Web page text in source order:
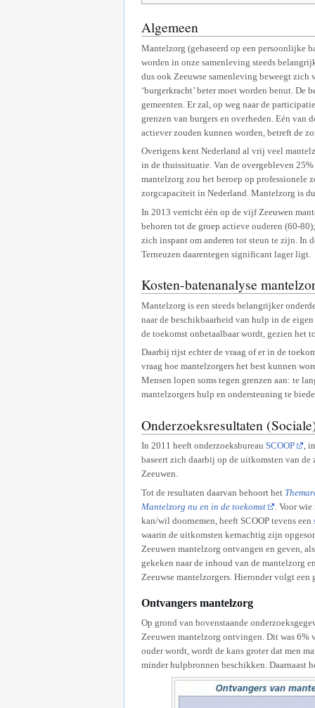
Algemeen
Mantelzorg (gebaseerd op een persoonlijke
worden in onze samenleving steeds
dus ook Zeeuwse samenleving beweegt zich
‘burgerkracht’ beter moet worden benut.
gemeenten. Er zal, op weg naar de
grenzen van burgers en overheden. Eén van
actiever zouden kunnen worden, betreft de
Overigens kent Nederland al vrij veel
in de thuissituatie. Van de overgebleven
mantelzorg zou het beroep op professionele
zorgcapaciteit in Nederland. Mantelzorg is
In 2013 verricht één op de vijf Zeeuwen
behoren tot de groep actieve ouderen (60-
zich inspant om anderen tot steun te zijn. In
Terneuzen daarentegen significant lager ligt.
Kosten-batenanalyse
Mantelzorg is een steeds belangrijker
naar de beschikbaarheid van hulp in de
de toekomst onbetaalbaar wordt, gezien het
Daarbij rijst echter de vraag of er in de
vraag hoe mantelzorgers het best kunnen
Mensen lopen soms tegen grenzen aan: te
mantelzorgers hulp en ondersteuning te
Onderzoeksresultaten
In 2011 heeft onderzoeksbureau SCOOP
,
baseert zich daarbij op de uitkomsten van
Zeeuwen.
Tot de resultaten daarvan behoort het
Mantelzorg nu en in de toekomst
. Voor
kan/wil doornemen, heeft SCOOP tevens een
waarin de uitkomsten kernachtig zijn
Zeeuwen mantelzorg ontvangen en geven,
gekeken naar de inhoud van de mantelzorg
Zeeuwse mantelzorgers. Hieronder volgt een
Ontvangers mantelzorg
Op grond van bovenstaande
Zeeuwen mantelzorg ontvingen. Dit was 6%
ouder wordt, wordt de kans groter dat men
minder hulpbronnen beschikken. Daarnaast